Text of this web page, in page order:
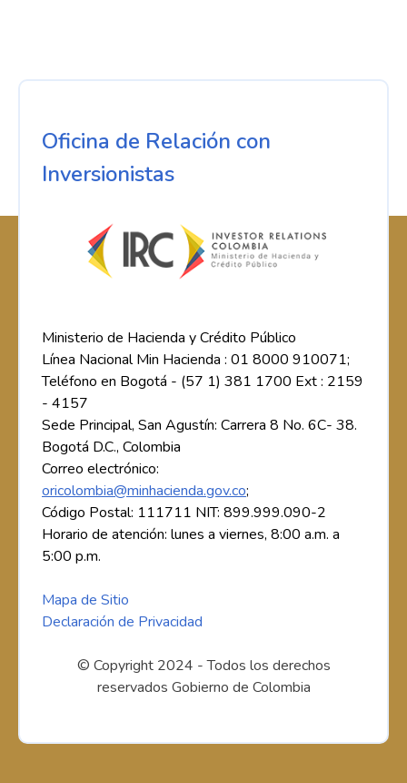
Oficina de Relación con
Inversionistas
Ministerio de Hacienda y Crédito Público
Línea Nacional Min Hacienda : 01 8000 910071;
Teléfono en Bogotá - (57 1) 381 1700 Ext : 2159
- 4157
Sede Principal, San Agustín: Carrera 8 No. 6C- 38.
Bogotá D.C., Colombia
Correo electrónico:
oricolombia@minhacienda.gov.co;
Código Postal: 111711 NIT: 899.999.090-2
Horario de atención: lunes a viernes, 8:00 a.m. a
5:00 p.m.
Mapa de Sitio
Declaración de Privacidad
© Copyright 2024 - Todos los derechos
reservados Gobierno de Colombia